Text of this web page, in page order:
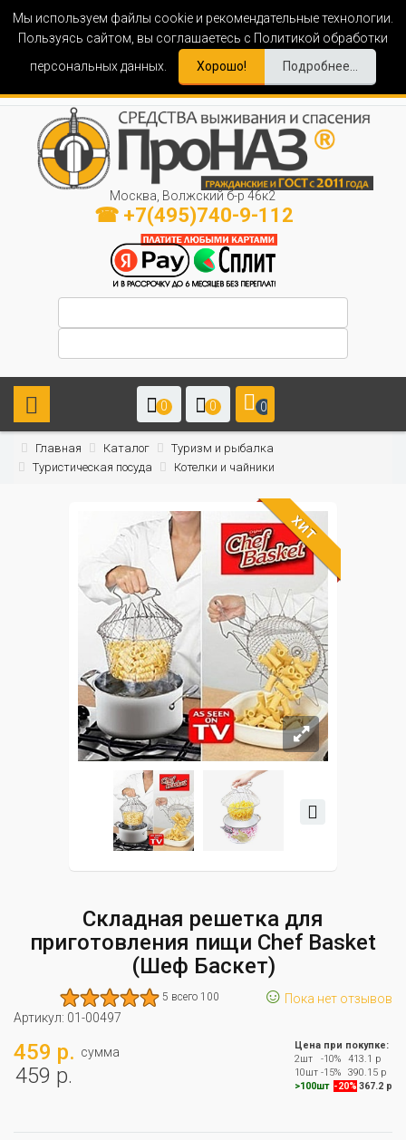
Мы используем файлы cookie и рекомендательные технологии.
Пользуясь сайтом, вы соглашаетесь с Политикой обработки
персональных данных.
Хорошо! Подробнее...
Москва, Волжский б-р 46к2
☎ +7(495)740-9-112
0 0 0
Главная Каталог
Туризм и рыбалка
Туристическая посуда
Котелки и чайники
ХИТ
Складная решетка для
приготовления пищи Chef Basket
(Шеф Баскет)
5 всего 100 ☺ Пока нет отзывов
Артикул: 01-00497
459 р. сумма
459 р.
Цена при покупке:
2шт
-10%
413.1 р
10шт -15%
390.15 р
>100шт -20% 367.2 р